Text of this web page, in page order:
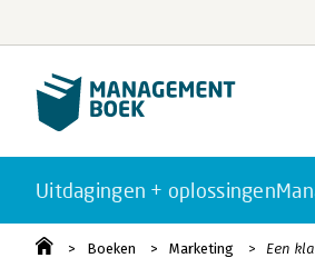
Uitdagingen + oplossingen
Boeken Marketing Een